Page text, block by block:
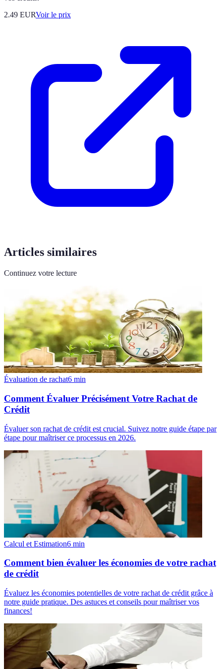
2.49 EURVoir le prix
Articles similaires
Continuez votre lecture
Évaluation de rachat6 min
Comment Évaluer Précisément Votre Rachat de
Crédit
Évaluer son rachat de crédit est crucial. Suivez notre guide étape par
étape pour maîtriser ce processus en 2026.
Calcul et Estimation6 min
Comment bien évaluer les économies de votre rachat
de crédit
Évaluez les économies potentielles de votre rachat de crédit grâce à
notre guide pratique. Des astuces et conseils pour maîtriser vos
finances!